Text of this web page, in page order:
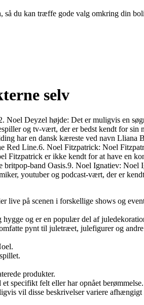
så du kan træffe gode valg omkring din
selv
Noel Deyzel højde: Det er muligvis en
og tv-vært, der er bedst kendt for sin
har en dansk kæreste ved navn Lliana
Red Line.6. Noel Fitzpatrick: Noel
Fitzpatrick er ikke kendt for at have en
band Oasis.9. Noel Ignatiev: Noel
youtuber og podcast-vært, der er
på scenen i forskellige shows og
hygge og er en populær del af
pynt til juletræet, julefigurer og
produkter.
specifikt felt eller har opnået berømmelse.
vil disse beskrivelser variere